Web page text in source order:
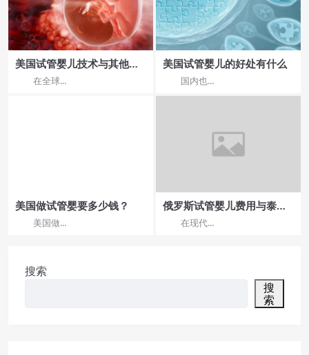
美国试管婴儿技术与其他国
家的优势差异
在全球...
美国试管婴儿的好处有什么
国内也...
美国做试管婴要多少钱？
美国做...
俄罗斯试管婴儿费用与泰国
哪家医院更亲民？
在现代...
搜索
搜
索